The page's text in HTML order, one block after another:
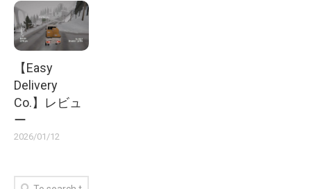
【Easy
Delivery
Co.】レビュ
ー
2026/01/12